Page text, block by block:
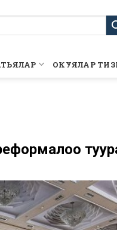
ОКУЯЛАР